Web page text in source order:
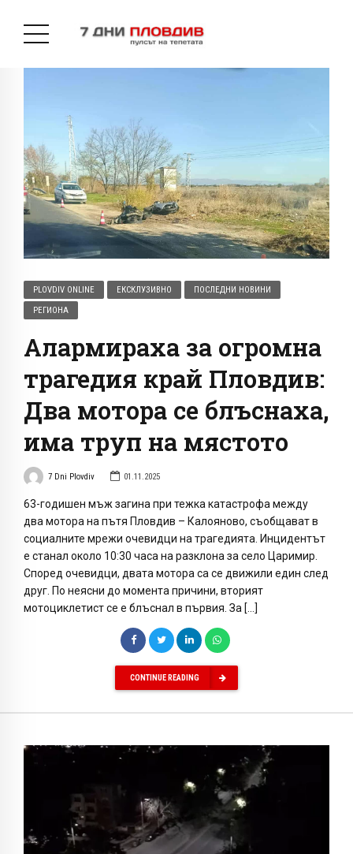
PLOVDIV ONLINE ЕКСКЛУЗИВНО ПОСЛЕДНИ НОВИНИ
РЕГИОНА
Алармираха за огромна
трагедия край Пловдив:
Два мотора се блъснаха,
има труп на мястото
7 Dni Plovdiv 01.11.2025
63-годишен мъж загина при тежка катастрофа между
два мотора на пътя Пловдив – Калояново, съобщават в
социалните мрежи очевидци на трагедията. Инцидентът
е станал около 10:30 часа на разклона за село Царимир.
Според очевидци, двата мотора са се движили един след
друг. По неясни до момента причини, вторият
мотоциклетист се е блъснал в първия. За […]
CONTINUE READING